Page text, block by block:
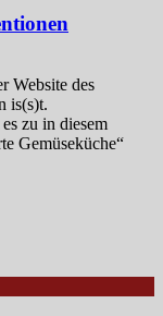
Website des
is(s)t.
zu in diesem
Gemüseküche“